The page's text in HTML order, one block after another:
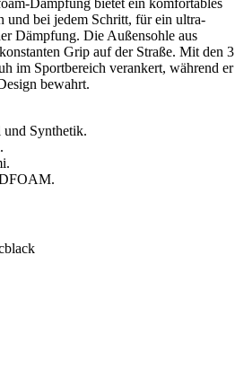
und bei jedem Schritt, für ein ultra-
Dämpfung. Die Außensohle aus
Grip auf der Straße. Mit den 3
im Sportbereich verankert, während er
bewahrt.
und Synthetik.